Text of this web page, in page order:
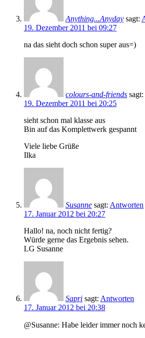
Anything...Anyday sagt:
19. Dezember 2011 bei 09:27
na das sieht doch schon super aus=)
colours-and-friends sagt:
19. Dezember 2011 bei 20:25
sieht schon mal klasse aus
Bin auf das Komplettwerk gespannt
Viele liebe Grüße
Ilka
Susanne sagt: Antworten
17. Januar 2012 bei 20:27
Hallo! na, noch nicht fertig?
Würde gerne das Ergebnis sehen.
LG Susanne
Sapri sagt: Antworten
17. Januar 2012 bei 20:38
@Susanne: Habe leider immer noch